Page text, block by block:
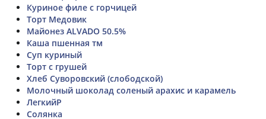
Куриное филе с горчицей
Торт Медовик
Майонез ALVADO 50.5%
Каша пшенная тм
Суп куриный
Торт с грушей
Хлеб Суворовский (слободской)
Молочный шоколад соленый арахис и карамель
ЛегкийР
Солянка